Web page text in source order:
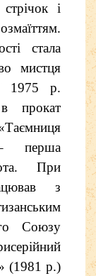
і
стала
мистця
1975 р.
прокат
– перша
При
з
Союзу
(1981 р.)